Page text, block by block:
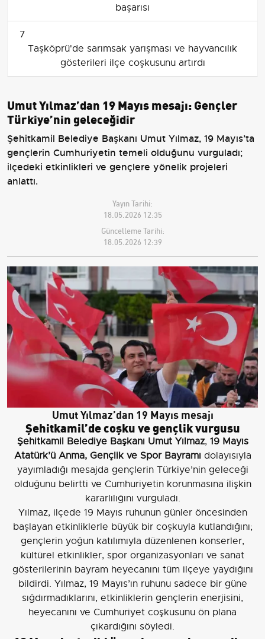
başarısı
7
Taşköprü'de sarımsak yarışması ve hayvancılık
gösterileri ilçe coşkusunu artırdı
Umut Yılmaz’dan 19 Mayıs mesajı: Gençler
Türkiye’nin geleceğidir
Şehitkamil Belediye Başkanı Umut Yılmaz, 19 Mayıs’ta
gençlerin Cumhuriyetin temeli olduğunu vurguladı;
ilçedeki etkinlikleri ve gençlere yönelik projeleri
anlattı.
Yayın Tarihi:
18.05.2026 12:35
Güncelleme Tarihi:
18.05.2026 12:39
Umut Yılmaz’dan 19 Mayıs mesajı
Şehitkamil’de coşku ve gençlik vurgusu
Şehitkamil Belediye Başkanı Umut Yılmaz, 19 Mayıs
Atatürk’ü Anma, Gençlik ve Spor Bayramı dolayısıyla
yayımladığı mesajda gençlerin Türkiye’nin geleceği
olduğunu belirtti ve Cumhuriyetin korunmasına ilişkin
kararlılığını vurguladı.
Yılmaz, ilçede 19 Mayıs ruhunun günler öncesinden
başlayan etkinliklerle büyük bir coşkuyla kutlandığını;
gençlerin yoğun katılımıyla düzenlenen konserler,
kültürel etkinlikler, spor organizasyonları ve sanat
gösterilerinin bayram heyecanını tüm ilçeye yaydığını
bildirdi. Yılmaz, 19 Mayıs’ın ruhunu sadece bir güne
sığdırmadıklarını, etkinliklerin gençlerin enerjisini,
heyecanını ve Cumhuriyet coşkusunu ön plana
çıkardığını söyledi.